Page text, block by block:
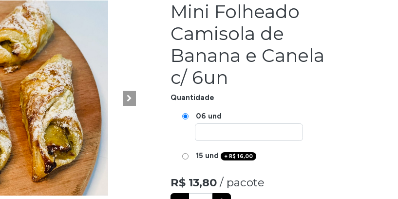
Mini Folheado
Camisola de
Banana e Canela
c/ 6un
Quantidade
06 und
15 und + R$ 16,00
R$ 13,80 / pacote